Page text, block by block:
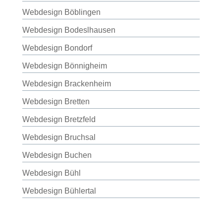
Webdesign Böblingen
Webdesign Bodeslhausen
Webdesign Bondorf
Webdesign Bönnigheim
Webdesign Brackenheim
Webdesign Bretten
Webdesign Bretzfeld
Webdesign Bruchsal
Webdesign Buchen
Webdesign Bühl
Webdesign Bühlertal